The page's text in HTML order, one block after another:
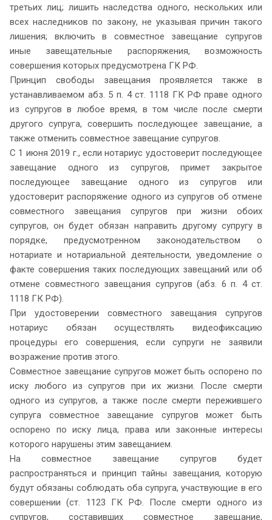
третьих лиц; лишить наследства одного, нескольких или
всех наследников по закону, не указывая причин такого
лишения; включить в совместное завещание супругов
иные завещательные распоряжения, возможность
совершения которых предусмотрена ГК РФ.
Принцип свободы завещания проявляется также в
устанавливаемом абз. 5 п. 4 ст. 1118 ГК РФ праве одного
из супругов в любое время, в том числе после смерти
другого супруга, совершить последующее завещание, а
также отменить совместное завещание супругов.
С 1 июня 2019 г., если нотариус удостоверит последующее
завещание одного из супругов, примет закрытое
последующее завещание одного из супругов или
удостоверит распоряжение одного из супругов об отмене
совместного завещания супругов при жизни обоих
супругов, он будет обязан направить другому супругу в
порядке, предусмотренном законодательством о
нотариате и нотариальной деятельности, уведомление о
факте совершения таких последующих завещаний или об
отмене совместного завещания супругов (абз. 6 п. 4 ст.
1118 ГК РФ).
При удостоверении совместного завещания супругов
нотариус обязан осуществлять видеофиксацию
процедуры его совершения, если супруги не заявили
возражение против этого.
Совместное завещание супругов может быть оспорено по
иску любого из супругов при их жизни. После смерти
одного из супругов, а также после смерти пережившего
супруга совместное завещание супругов может быть
оспорено по иску лица, права или законные интересы
которого нарушены этим завещанием.
На совместное завещание супругов будет
распространяться и принцип тайны завещания, которую
будут обязаны соблюдать оба супруга, участвующие в его
совершении (ст. 1123 ГК РФ. После смерти одного из
супругов, составивших совместное завещание,